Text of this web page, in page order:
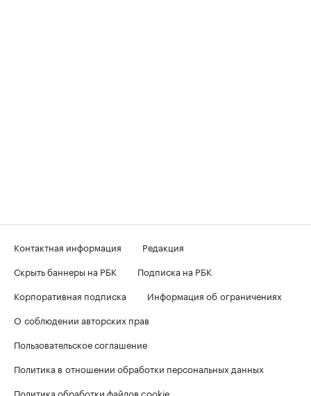
Контактная информация
Редакция
Скрыть баннеры на РБК
Подписка на РБК
Корпоративная подписка
Информация об ограничениях
О соблюдении авторских прав
Пользовательское соглашение
Политика в отношении обработки персональных данных
Политика обработки файлов cookie